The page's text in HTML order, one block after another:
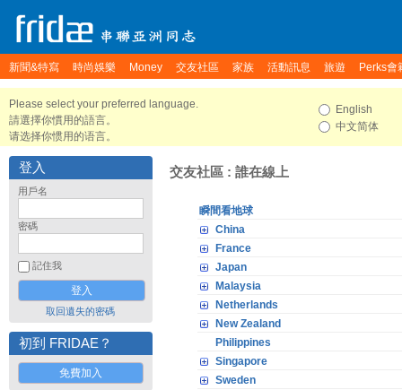
新聞&特寫 時尚娛樂 Money 交友社區 家族 活動訊息 旅遊 Perks會
Please select your preferred language.
請選擇你慣用的語言。
请选择你惯用的语言。
English
中文简体
登入
用戶名
密碼
記住我
取回遺失的密碼
初到 FRIDAE？
免費加入
交友社區 : 誰在線上
瞬間看地球
China
France
Japan
Malaysia
Netherlands
New Zealand
Philippines
Singapore
Sweden